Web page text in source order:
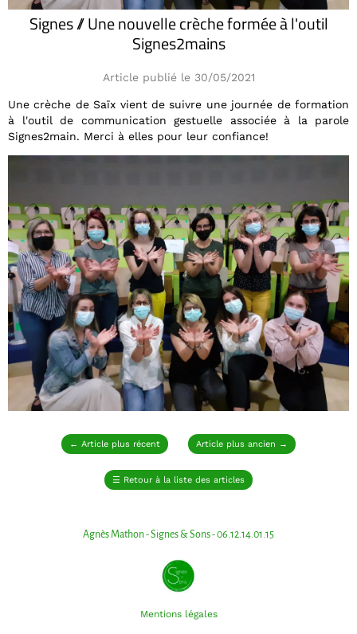
Signes // Une nouvelle crèche formée à l'outil
Signes2mains
Article publié le 30/05/2021
Une crèche de Saïx vient de suivre une journée de formation
à l'outil de communication gestuelle associée à la parole
Signes2main. Merci à elles pour leur confiance!
← Article plus récent Article plus ancien →
☰ Retour à la liste des articles
Agnès Mathon - Signes & Sons - 06.12.14.01.15
Mentions légales